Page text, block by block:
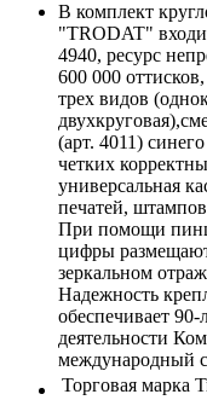
В комплект
"TRODAT"
4940, ресурс
600 000
трех видов
(арт. 4011)
четких
универсальная
печатей,
При помощи
цифры
зеркальном
Надежность
обеспечивает
деятельности
международный
Торговая марка